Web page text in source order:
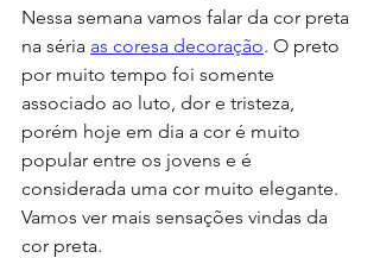
Nessa semana vamos falar da cor preta
na séria as coresa decoração. O preto
por muito tempo foi somente
associado ao luto, dor e tristeza,
porém hoje em dia a cor é muito
popular entre os jovens e é
considerada uma cor muito elegante.
Vamos ver mais sensações vindas da
cor preta.